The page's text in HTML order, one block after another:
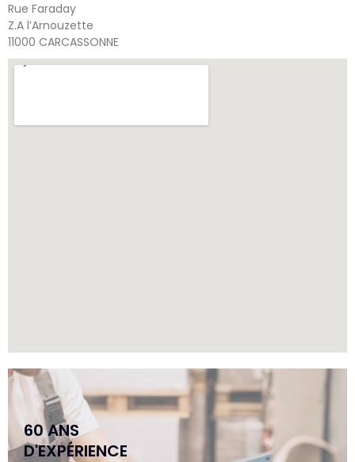
Rue Faraday
Z.A l’Arnouzette
11000 CARCASSONNE
60 ANS
D'EXPÉRIENCE